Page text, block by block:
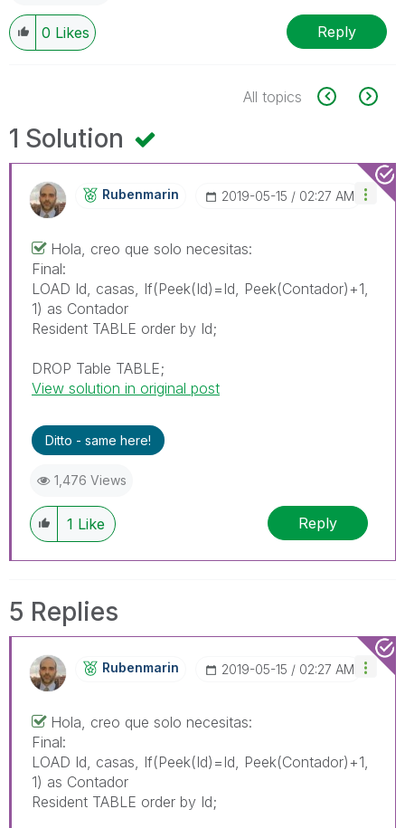
0 Likes Reply
All topics
1 Solution
Rubenmarin ‎2019-05-15 02:27 AM
Hola, creo que solo necesitas:
Final:
LOAD Id, casas, If(Peek(Id)=Id, Peek(Contador)+1,
1) as Contador
Resident TABLE order by Id;
DROP Table TABLE;
View solution in original post
Ditto - same here!
1,476 Views
1 Like Reply
5 Replies
Rubenmarin ‎2019-05-15 02:27 AM
Hola, creo que solo necesitas:
Final:
LOAD Id, casas, If(Peek(Id)=Id, Peek(Contador)+1,
1) as Contador
Resident TABLE order by Id;